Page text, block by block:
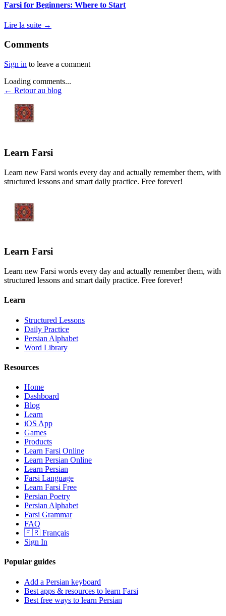
Farsi for Beginners: Where to Start
Lire la suite →
Comments
Sign in to leave a comment
Loading comments...
← Retour au blog
Learn Farsi
Learn new Farsi words every day and actually remember them, with
structured lessons and smart daily practice. Free forever!
Learn Farsi
Learn new Farsi words every day and actually remember them, with
structured lessons and smart daily practice. Free forever!
Learn
Structured Lessons
Daily Practice
Persian Alphabet
Word Library
Resources
Home
Dashboard
Blog
Learn
iOS App
Games
Products
Learn Farsi Online
Learn Persian Online
Learn Persian
Farsi Language
Learn Farsi Free
Persian Poetry
Persian Alphabet
Farsi Grammar
FAQ
🇫🇷 Français
Sign In
Popular guides
Add a Persian keyboard
Best apps & resources to learn Farsi
Best free ways to learn Persian